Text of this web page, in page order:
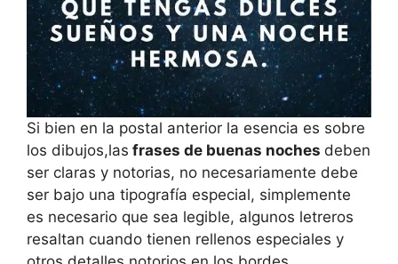
Si bien en la postal anterior la esencia es sobre
los dibujos,las frases de buenas noches deben
ser claras y notorias, no necesariamente debe
ser bajo una tipografía especial, simplemente
es necesario que sea legible, algunos letreros
resaltan cuando tienen rellenos especiales y